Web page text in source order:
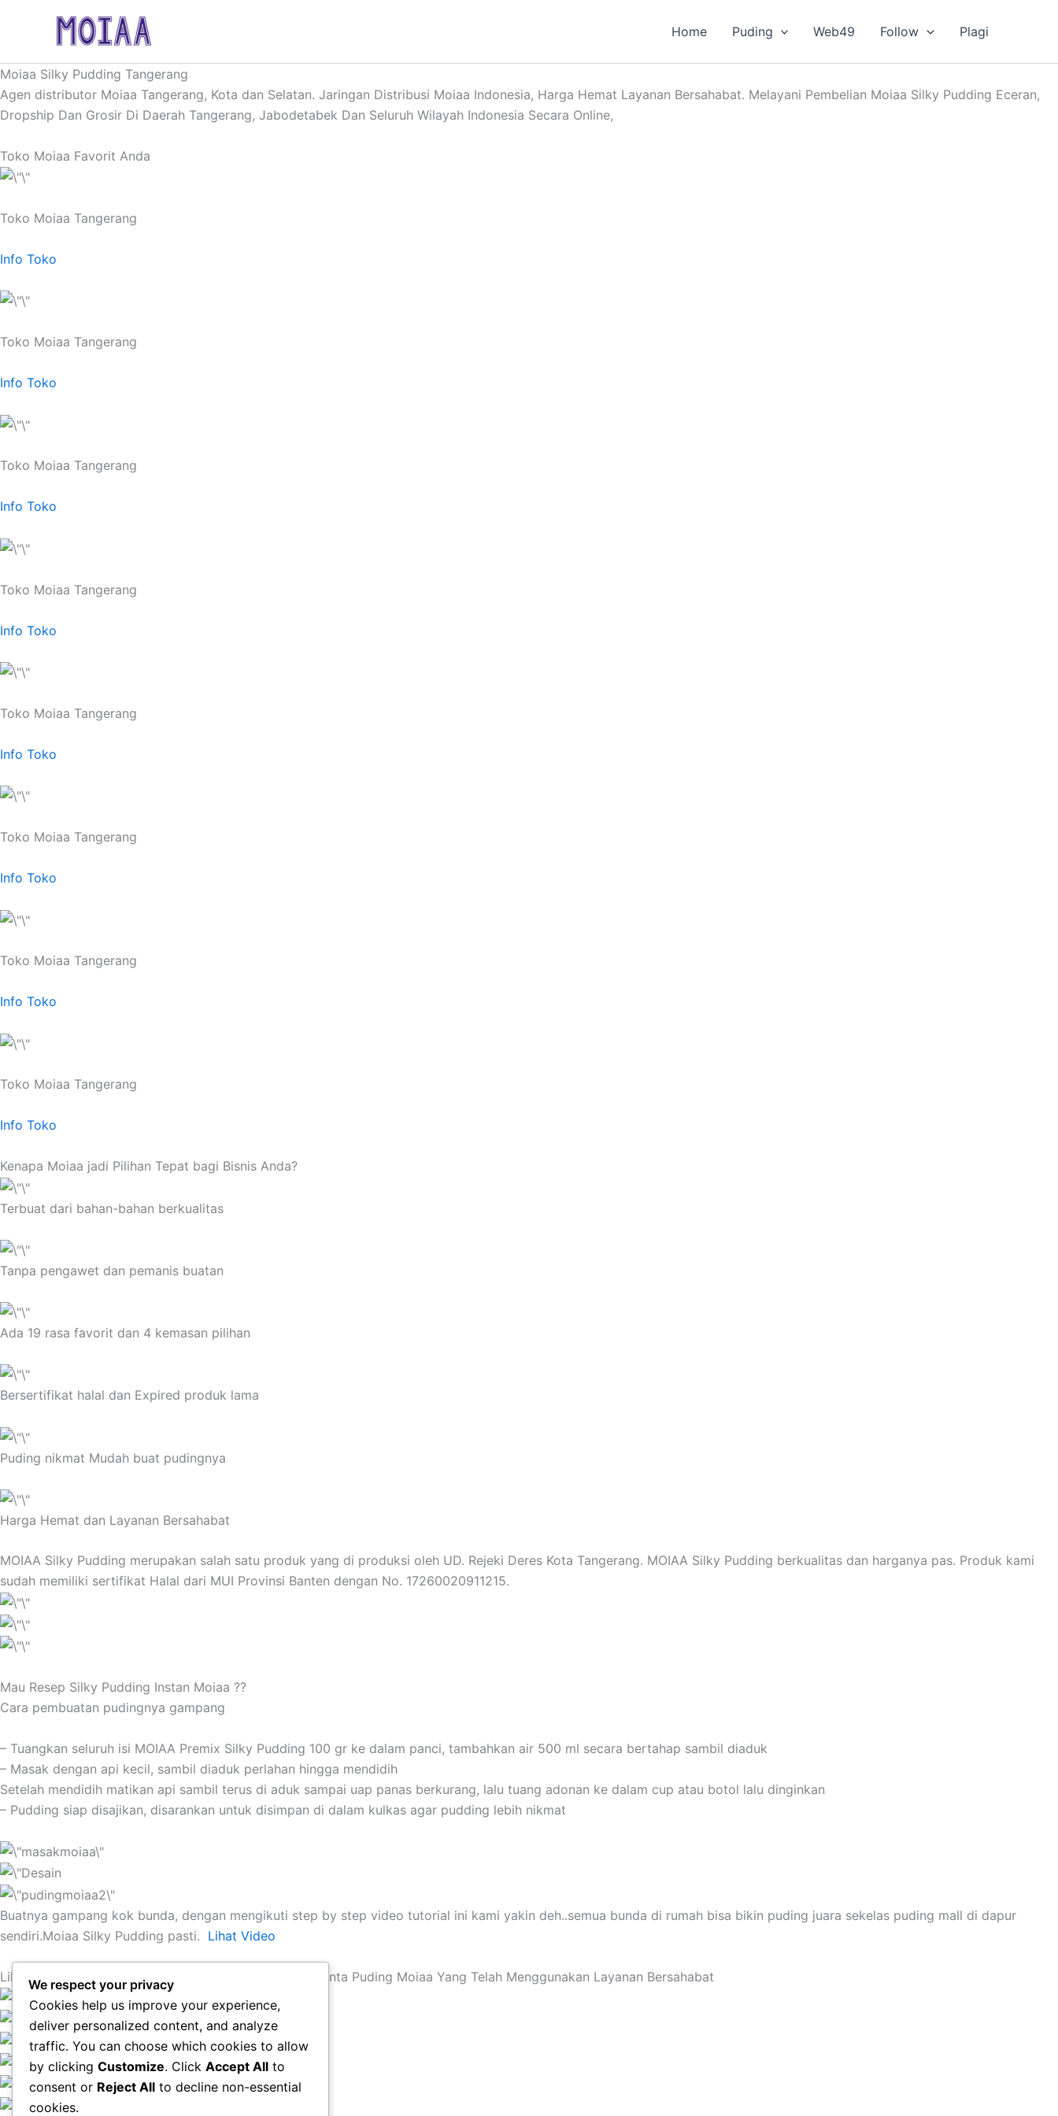
Home Puding Web49 Follow Plagi
Moiaa Silky Pudding Tangerang
Agen distributor Moiaa Tangerang, Kota dan Selatan. Jaringan Distribusi Moiaa Indonesia, Harga Hemat Layanan Bersahabat. Melayani Pembelian Moiaa Silky Pudding Eceran,
Dropship Dan Grosir Di Daerah Tangerang, Jabodetabek Dan Seluruh Wilayah Indonesia Secara Online,
Toko Moiaa Favorit Anda
Toko Moiaa Tangerang
Info Toko
Toko Moiaa Tangerang
Info Toko
Toko Moiaa Tangerang
Info Toko
Toko Moiaa Tangerang
Info Toko
Toko Moiaa Tangerang
Info Toko
Toko Moiaa Tangerang
Info Toko
Toko Moiaa Tangerang
Info Toko
Toko Moiaa Tangerang
Info Toko
Kenapa Moiaa jadi Pilihan Tepat bagi Bisnis Anda?
Terbuat dari bahan-bahan berkualitas
Tanpa pengawet dan pemanis buatan
Ada 19 rasa favorit dan 4 kemasan pilihan
Bersertifikat halal dan Expired produk lama
Puding nikmat Mudah buat pudingnya
Harga Hemat dan Layanan Bersahabat
MOIAA Silky Pudding merupakan salah satu produk yang di produksi oleh UD. Rejeki Deres Kota Tangerang. MOIAA Silky Pudding berkualitas dan harganya pas. Produk kami
sudah memiliki sertifikat Halal dari MUI Provinsi Banten dengan No. 17260020911215.
Mau Resep Silky Pudding Instan Moiaa ??
Cara pembuatan pudingnya gampang
– Tuangkan seluruh isi MOIAA Premix Silky Pudding 100 gr ke dalam panci, tambahkan air 500 ml secara bertahap sambil diaduk
– Masak dengan api kecil, sambil diaduk perlahan hingga mendidih
Setelah mendidih matikan api sambil terus di aduk sampai uap panas berkurang, lalu tuang adonan ke dalam cup atau botol lalu dinginkan
– Pudding siap disajikan, disarankan untuk disimpan di dalam kulkas agar pudding lebih nikmat
Buatnya gampang kok bunda, dengan mengikuti step by step video tutorial ini kami yakin deh..semua bunda di rumah bisa bikin puding juara sekelas puding mall di dapur
sendiri.Moiaa Silky Pudding pasti. Lihat Video
Lihat dan Dengar Apa Yang Dirasakan Pelanggan Pencinta Puding Moiaa Yang Telah Menggunakan Layanan Bersahabat
We respect your privacy
Cookies help us improve your experience,
deliver personalized content, and analyze
traffic. You can choose which cookies to allow
by clicking Customize. Click Accept All to
consent or Reject All to decline non-essential
cookies.